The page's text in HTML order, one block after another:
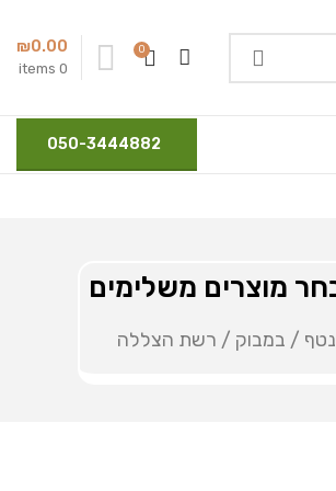
0
0
items
₪0.00
050-3444882
/ במבוק / רשת הצללה